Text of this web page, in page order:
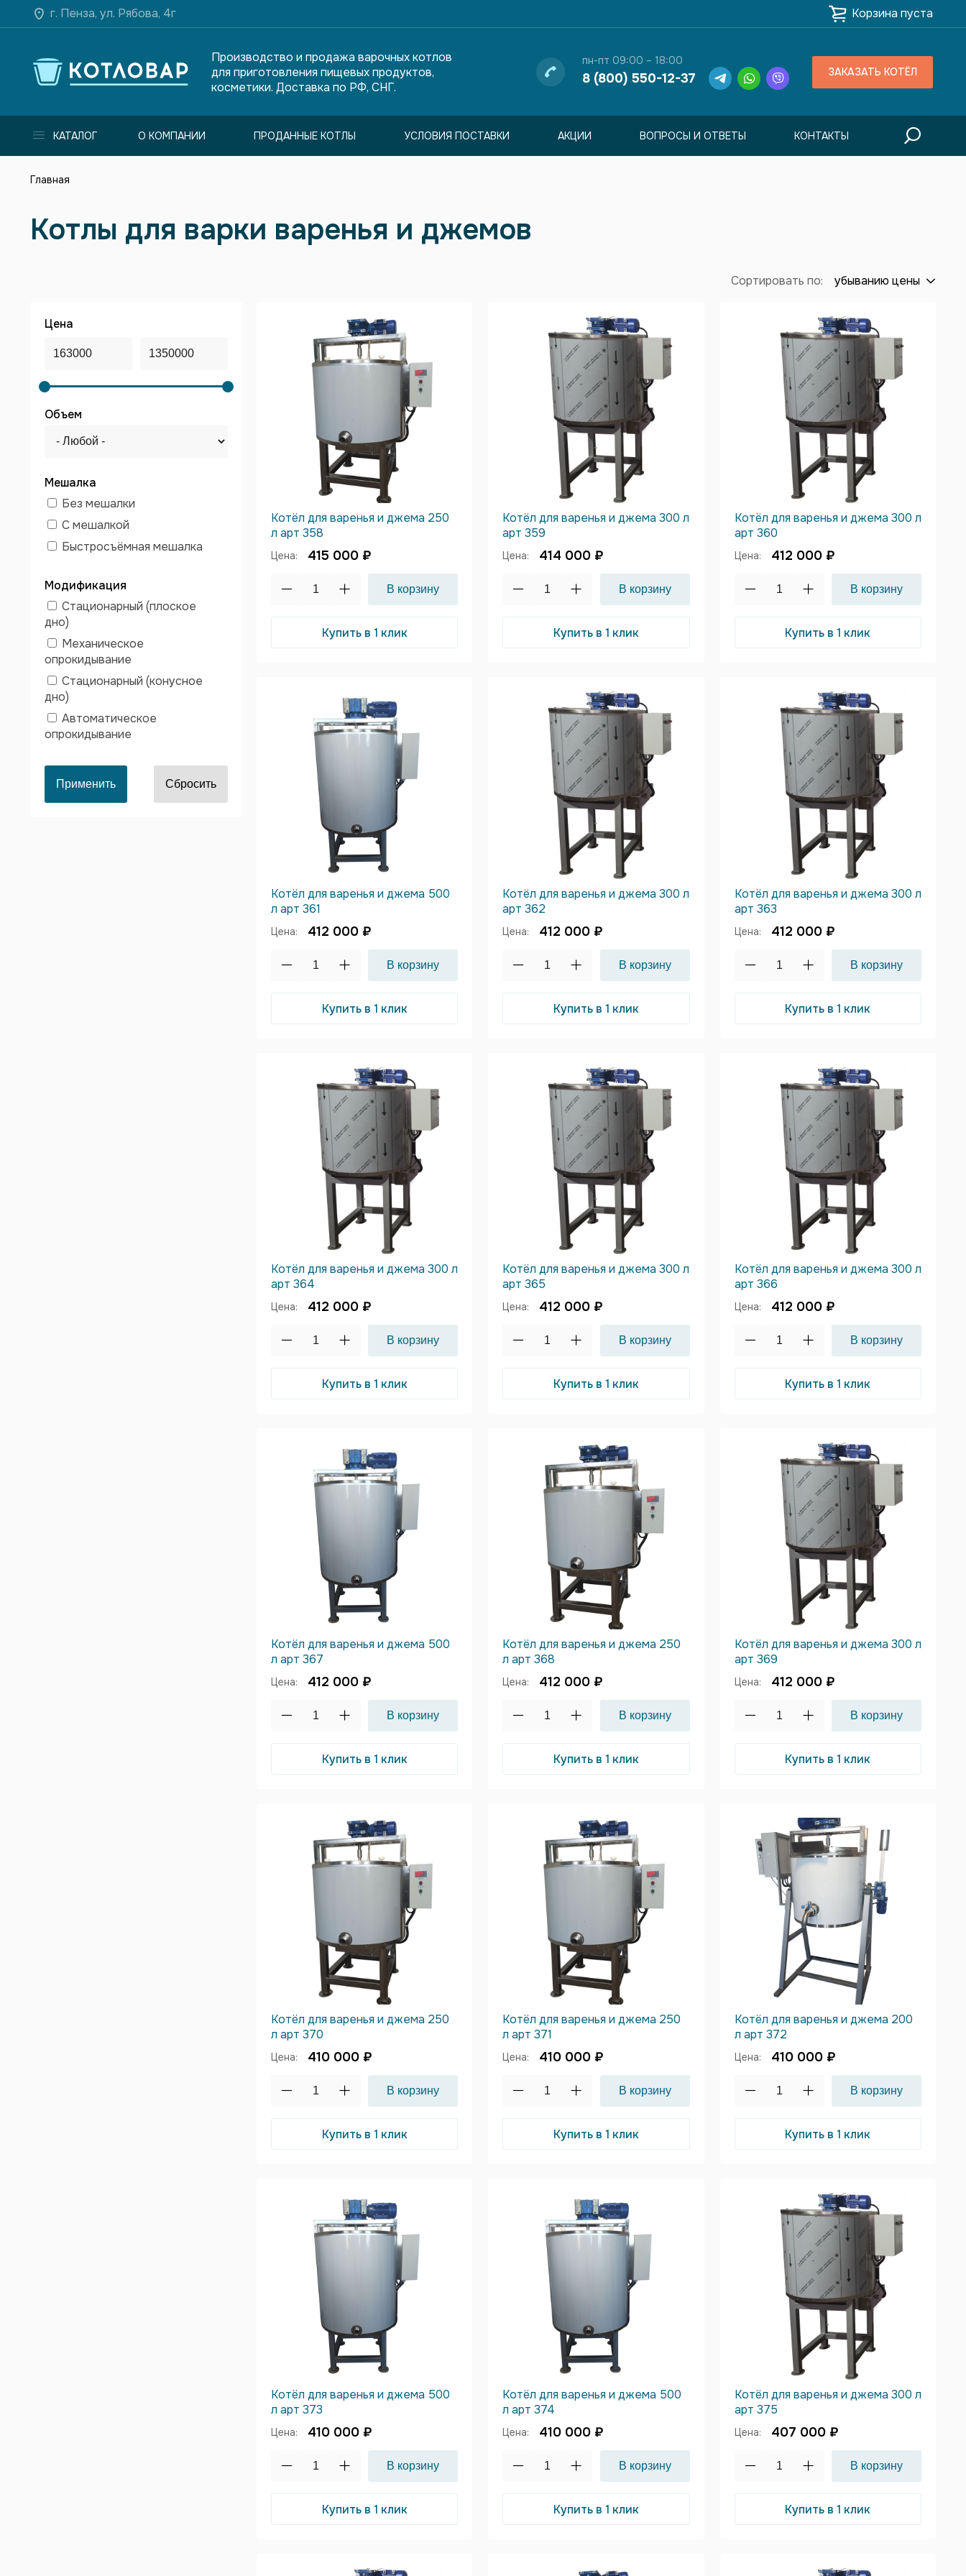
г. Пенза, ул. Рябова, 4г Корзина пуста
Производство и продажа варочных котлов
для приготовления пищевых продуктов,
косметики. Доставка по РФ, СНГ.
8 (800) 550-12-37
пн-пт 09:00 – 18:00
ЗАКАЗАТЬ КОТЁЛ
КАТАЛОГ О КОМПАНИИ ПРОДАННЫЕ КОТЛЫ УСЛОВИЯ ПОСТАВКИ АКЦИИ ВОПРОСЫ И ОТВЕТЫ КОНТАКТЫ
Главная
Котлы для варки варенья и джемов
Цена
Объем
Мешалка
Без мешалки
С мешалкой
Быстросъёмная мешалка
Модификация
Стационарный (плоское
дно)
Механическое
опрокидывание
Стационарный (конусное
дно)
Автоматическое
опрокидывание
Сортировать по: убыванию цены
Котёл для варенья и джема 250
л арт 358
Цена: 415 000 ₽
Купить в 1 клик
Котёл для варенья и джема 300 л
арт 359
Цена: 414 000 ₽
Купить в 1 клик
Котёл для варенья и джема 300 л
арт 360
Цена: 412 000 ₽
Купить в 1 клик
Котёл для варенья и джема 500
л арт 361
Цена: 412 000 ₽
Купить в 1 клик
Котёл для варенья и джема 300 л
арт 362
Цена: 412 000 ₽
Купить в 1 клик
Котёл для варенья и джема 300 л
арт 363
Цена: 412 000 ₽
Купить в 1 клик
Котёл для варенья и джема 300 л
арт 364
Цена: 412 000 ₽
Купить в 1 клик
Котёл для варенья и джема 300 л
арт 365
Цена: 412 000 ₽
Купить в 1 клик
Котёл для варенья и джема 300 л
арт 366
Цена: 412 000 ₽
Купить в 1 клик
Котёл для варенья и джема 500
л арт 367
Цена: 412 000 ₽
Купить в 1 клик
Котёл для варенья и джема 250
л арт 368
Цена: 412 000 ₽
Купить в 1 клик
Котёл для варенья и джема 300 л
арт 369
Цена: 412 000 ₽
Купить в 1 клик
Котёл для варенья и джема 250
л арт 370
Цена: 410 000 ₽
Купить в 1 клик
Котёл для варенья и джема 250
л арт 371
Цена: 410 000 ₽
Купить в 1 клик
Котёл для варенья и джема 200
л арт 372
Цена: 410 000 ₽
Купить в 1 клик
Котёл для варенья и джема 500
л арт 373
Цена: 410 000 ₽
Купить в 1 клик
Котёл для варенья и джема 500
л арт 374
Цена: 410 000 ₽
Купить в 1 клик
Котёл для варенья и джема 300 л
арт 375
Цена: 407 000 ₽
Купить в 1 клик